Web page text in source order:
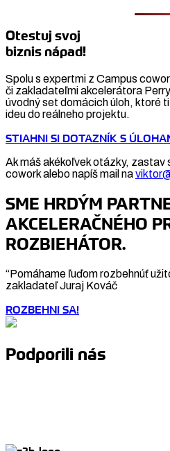
Otestuj svoj
biznis nápad!
Spolu s expertmi z Campus
či zakladateľmi akcelerátora
úvodný set domácich úloh, ktoré
ideu do reálneho projektu.
STIAHNI SI DOTAZNÍK S
Ak máš akékoľvek otázky, zastav
cowork alebo napíš mail na
SME HRDÝM
AKCELERAČNÉHO
ROZBIEHÁTOR.
“Pomáhame ľuďom rozbehnúť
zakladateľ Juraj Kováč
ROZBEHNI SA!
Podporili nás